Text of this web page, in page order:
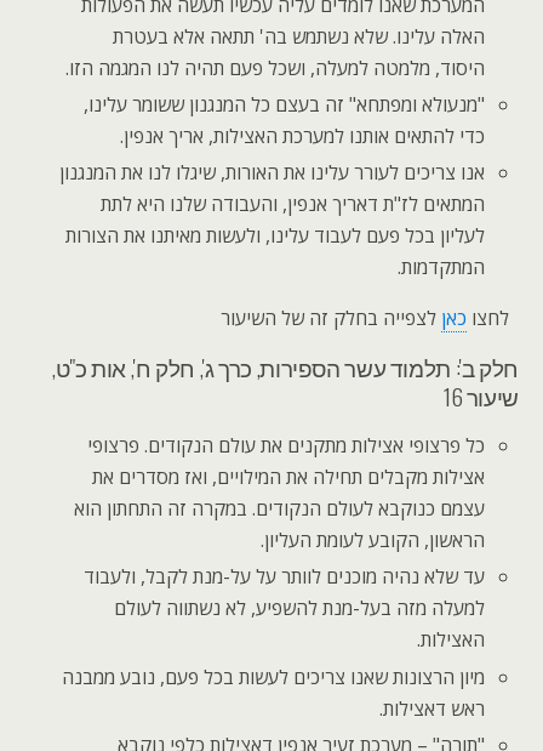
האלה עלינו. שלא נשתמש בה' תתאה אלא בעטרת
היסוד, מלמטה למעלה, ושכל פעם תהיה לנו המגמה הזו.
"מנעולא ומפתחא" זה בעצם כל המנגנון ששומר עלינו,
כדי להתאים אותנו למערכת האצילות, אריך אנפין.
אנו צריכים לעורר עלינו את האורות, שיגלו לנו את המנגנון
המתאים לז"ת דאריך אנפין, והעבודה שלנו היא לתת
לעליון בכל פעם לעבוד עלינו, ולעשות מאיתנו את הצורות
המתקדמות.
לחצו כאן לצפייה בחלק זה של השיעור
חלק ב': תלמוד עשר הספירות, כרך ג', חלק ח', אות כ"ט,
שיעור 16
כל פרצופי אצילות מתקנים את עולם הנקודים. פרצופי
אצילות מקבלים תחילה את המילויים, ואז מסדרים את
עצמם כנוקבא לעולם הנקודים. במקרה זה התחתון הוא
הראשון, הקובע לעומת העליון.
עד שלא נהיה מוכנים לוותר על על-מנת לקבל, ולעבוד
למעלה מזה בעל-מנת להשפיע, לא נשתווה לעולם
האצילות.
מיון הרצונות שאנו צריכים לעשות בכל פעם, נובע ממבנה
ראש דאצילות.
"תורה" – מערכת זעיר אנפין דאצילות כלפי נוקבא